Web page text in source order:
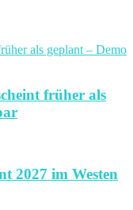
früher als
2027 im Westen